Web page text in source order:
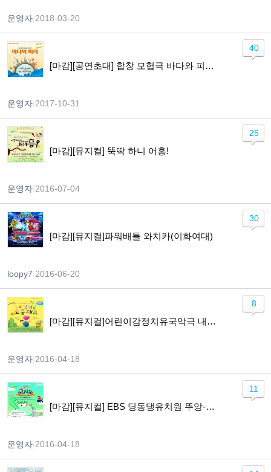
운영자 2018-03-20
[마감][공연초대] 합창 모헙극 바다와 피리 (2017 월드비전 합창단 기획연주 세계민요 합창 모헙극)
운영자 2017-10-31
40
[마감][뮤지컬] 뚝딱 하니 어흥!
운영자 2016-07-04
25
[마감][뮤지컬]파워배틀 와치카(이화여대)
loopy7 2016-06-20
30
[마감][뮤지컬]어린이감정치유국악극 내감정은소중해요
운영자 2016-04-18
8
[마감][뮤지컬] EBS 딩동댕유치원 뚜앙-사라진 칭찬배지
운영자 2016-04-18
11